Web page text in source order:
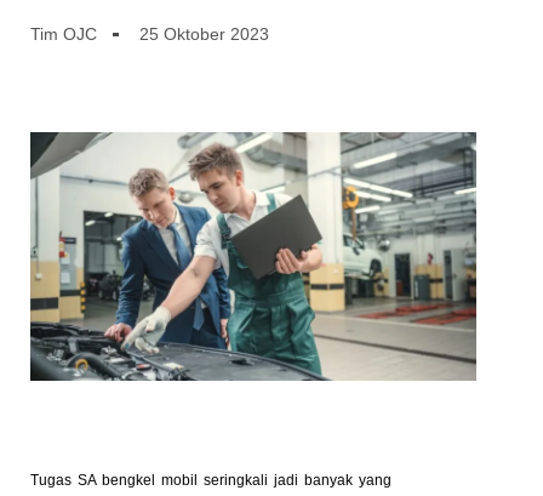
Tim OJC 25 Oktober 2023
Tugas SA bengkel mobil seringkali jadi banyak yang